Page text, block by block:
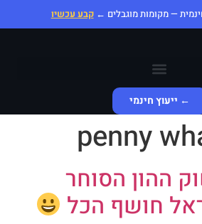
— מקומות מוגבלים ←קבע עכשיו
← ייעוץ חינמי
penny
ההון הסוחר
חושף הכל